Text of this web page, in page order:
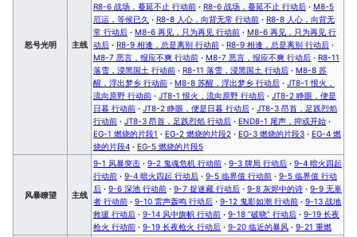
怒号光明 主线
R8-6 战场，蔓延不止 行动前 · R8-6 战场，蔓延不止 行动后 · M8-5
厄运，等候已久 · R8-8 人心，向背无常 行动前 · R8-8 人心，向背无
常 行动后 · M8-6 再见，只为再见 行动前 · M8-6 再见，只为再见 行
动后 · R8-9 相逢，总是离别 行动前 · R8-9 相逢，总是离别 行动后 ·
M8-7 恶言，报应不爽 行动前 · M8-7 恶言，报应不爽 行动后 · R8-11
落雪，浸黑国土 行动前 · R8-11 落雪，浸黑国土 行动后 · M8-8 苏
醒，浮出梦乡 行动前 · M8-8 苏醒，浮出梦乡 行动后 · JT8-1 恨火，
流向原野 行动前 · JT8-1 恨火，流向原野 行动后 · JT8-2 睁眼，便是
日暮 行动前 · JT8-2 睁眼，便是日暮 行动后 · JT8-3 昂首，足践烈焰
行动前 · JT8-3 昂首，足践烈焰 行动后 · END8-1 尾声，抑或开始 ·
EG-1 燃烧的片段1 · EG-2 燃烧的片段2 · EG-3 燃烧的片段3 · EG-4 燃
烧的片段4 · EG-5 燃烧的片段5
风暴瞭望 主线
9-1 风暴突击 · 9-2 鬼魂危机 行动前 · 9-3 牌局 行动后 · 9-4 暗火四起
行动前 · 9-4 暗火四起 行动后 · 9-5 临界值 行动前 · 9-5 临界值 行动
后 · 9-6 深池 行动前 · 9-7 捉迷藏 行动后 · 9-8 灰烬中的诗 · 9-9 无辜
者 行动前 · 9-10 雷声轰鸣 行动后 · 9-12 鬼影如潮 行动前 · 9-13 战地
救援 行动后 · 9-14 风中旗帜 行动前 · 9-18 “破晓” 行动后 · 9-19 长夜
枪火 行动前 · 9-19 长夜枪火 行动后 · 9-20 临近的暴风 · 9-21 重燃